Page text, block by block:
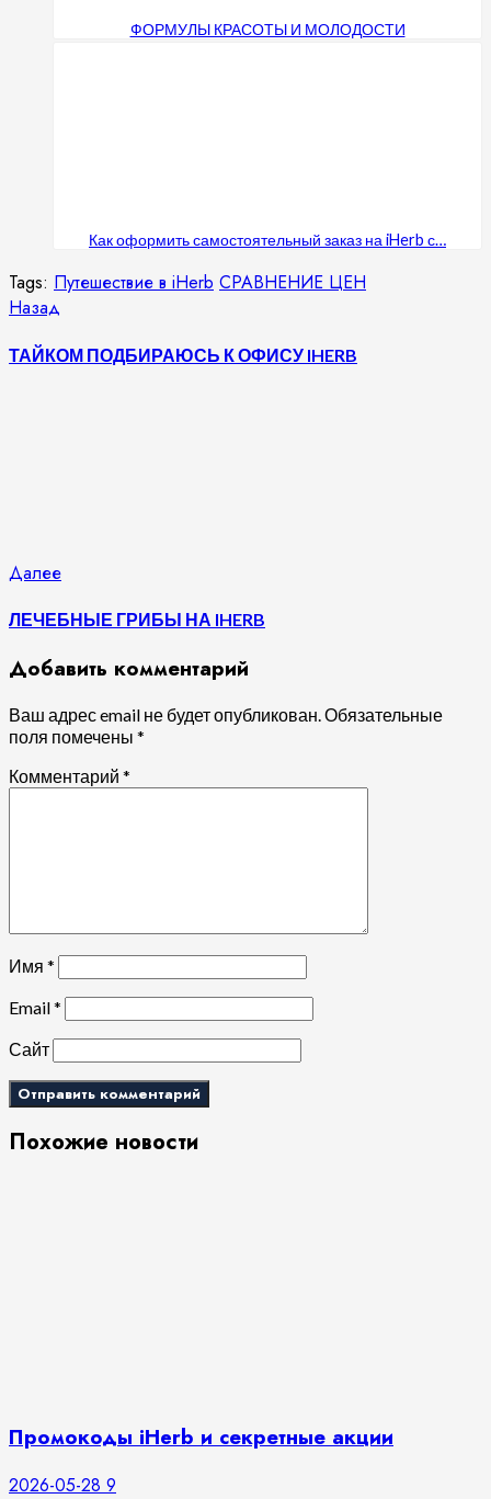
ФОРМУЛЫ КРАСОТЫ И МОЛОДОСТИ
Как оформить самостоятельный заказ на iHerb с…
Tags: Путешествие в iHerb СРАВНЕНИЕ ЦЕН
Продолжить
чтение
Назад
ТАЙКОМ ПОДБИРАЮСЬ К ОФИСУ IHERB
ДалееСледующая
ЛЕЧЕБНЫЕ ГРИБЫ НА IHERB
Добавить комментарий
Ваш адрес email не будет опубликован.Обязательные
поля помечены *
Комментарий *
Имя *
Email*
Сайт
Похожие новости
Промокоды iHerb и секретные акции
2026-05-28 9